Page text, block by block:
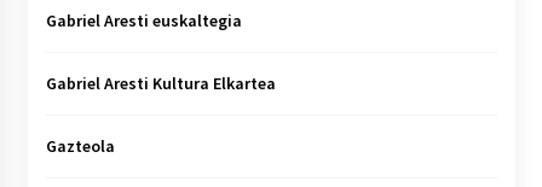
Gabriel Aresti euskaltegia
Gabriel Aresti Kultura Elkartea
Gazteola